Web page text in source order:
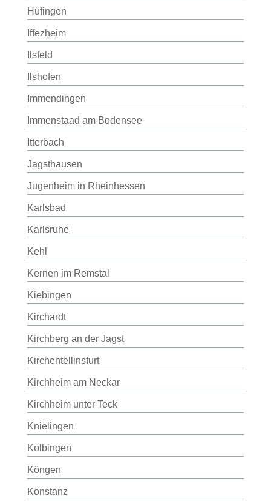
Hüfingen
Iffezheim
Ilsfeld
Ilshofen
Immendingen
Immenstaad am Bodensee
Itterbach
Jagsthausen
Jugenheim in Rheinhessen
Karlsbad
Karlsruhe
Kehl
Kernen im Remstal
Kiebingen
Kirchardt
Kirchberg an der Jagst
Kirchentellinsfurt
Kirchheim am Neckar
Kirchheim unter Teck
Knielingen
Kolbingen
Köngen
Konstanz